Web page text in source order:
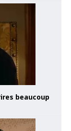
beaucoup